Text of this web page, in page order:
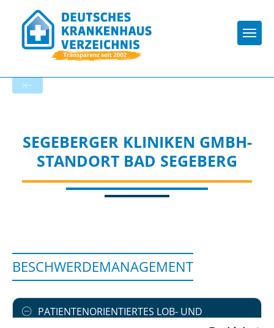
SEGEBERGER KLINIKEN GMBH-
STANDORT BAD SEGEBERG
BESCHWERDEMANAGEMENT
PATIENTENORIENTIERTES LOB- UND